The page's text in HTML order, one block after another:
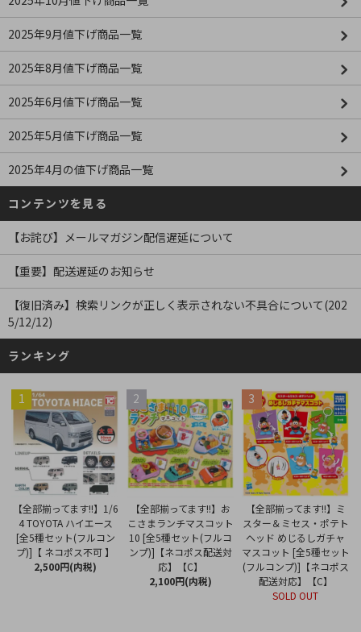
2025年9月値下げ商品一覧
2025年8月値下げ商品一覧
2025年6月値下げ商品一覧
2025年5月値下げ商品一覧
2025年4月の値下げ商品一覧
コンテンツを見る
【お詫び】メールマガジン配信遅延について
【重要】配送遅延のお知らせ
【復旧済み】検索リンクが正しく表示されない不具合について(202
5/12/12)
ランキング
1
【全部揃ってます!!】1/6
4 TOYOTA ハイエース
[全5種セット(フルコン
プ)]【 ネコポス不可 】
2,500円(内税)
2
【全部揃ってます!!】お
こさまランチマスコット
10 [全5種セット(フルコ
ンプ)]【ネコポス配送対
応】【C】
2,100円(内税)
3
【全部揃ってます!!】ミ
スター＆ミセス・ポテト
ヘッド めじるしガチャ
マスコット [全5種セット
(フルコンプ)]【ネコポス
配送対応】【C】
SOLD OUT